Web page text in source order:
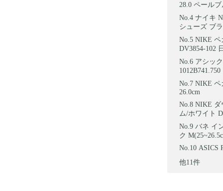
28.0 ペール
ナイキ
シューズ ブ
NIKE ペ
DV3854-102
アシッ
NIKE ペ
26.0cm
NIKE ダ
ム/ホワイト
バネ イ
ク
ASICS
他11件